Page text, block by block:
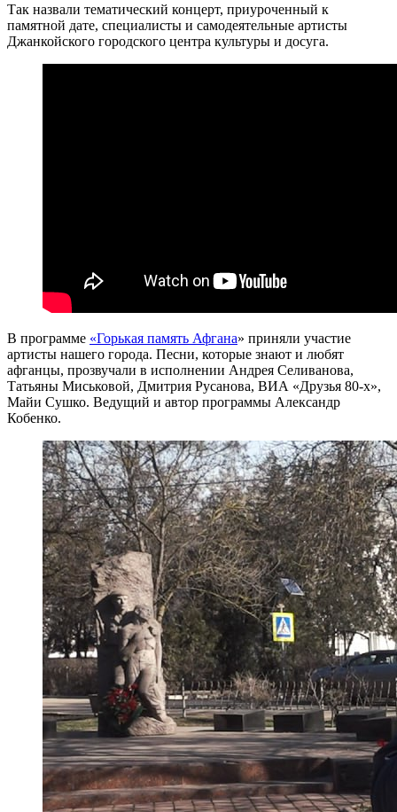
Так назвали тематический концерт, приуроченный к
памятной дате, специалисты и самодеятельные артисты
Джанкойского городского центра культуры и досуга.
В программе «Горькая память Афгана» приняли участие
артисты нашего города. Песни, которые знают и любят
афганцы, прозвучали в исполнении Андрея Селиванова,
Татьяны Миськовой, Дмитрия Русанова, ВИА «Друзья 80-х»,
Майи Сушко. Ведущий и автор программы Александр
Кобенко.